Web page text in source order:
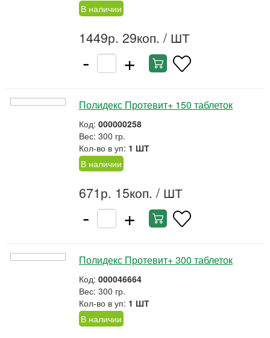
В наличии
1449р. 29коп. / ШТ
- +
Полидекс Протевит+ 150 таблеток
Код: 000000258
Вес: 300 гр.
Кол-во в уп: 1 ШТ
В наличии
671р. 15коп. / ШТ
- +
Полидекс Протевит+ 300 таблеток
Код: 000046664
Вес: 300 гр.
Кол-во в уп: 1 ШТ
В наличии